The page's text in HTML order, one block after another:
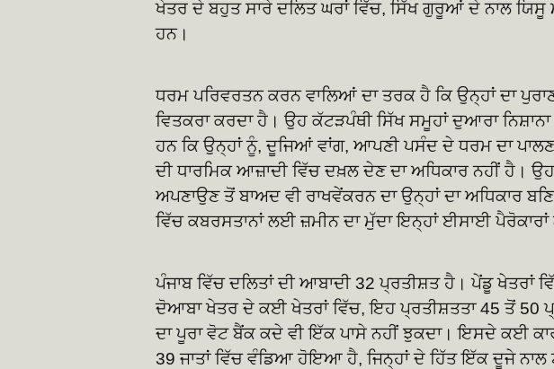
ਖੇਤਰ ਦੇ ਬਹੁਤ ਸਾਰੇ ਦਲਿਤ ਘਰਾਂ ਵਿੱਚ, ਸਿੱਖ ਗੁਰੂਆਂ ਦੇ ਨਾਲ ਯਿਸੂ
ਹਨ।
ਧਰਮ ਪਰਿਵਰਤਨ ਕਰਨ ਵਾਲਿਆਂ ਦਾ ਤਰਕ ਹੈ ਕਿ ਉਨ੍ਹਾਂ ਦਾ
ਵਿਤਕਰਾ ਕਰਦਾ ਹੈ। ਉਹ ਕੱਟੜਪੰਥੀ ਸਿੱਖ ਸਮੂਹਾਂ ਦੁਆਰਾ
ਹਨ ਕਿ ਉਨ੍ਹਾਂ ਨੂੰ, ਦੂਜਿਆਂ ਵਾਂਗ, ਆਪਣੀ ਪਸੰਦ ਦੇ ਧਰਮ ਦਾ
ਦੀ ਧਾਰਮਿਕ ਆਜ਼ਾਦੀ ਵਿੱਚ ਦਖ਼ਲ ਦੇਣ ਦਾ ਅਧਿਕਾਰ ਨਹੀਂ ਹੈ।
ਅਪਣਾਉਣ ਤੋਂ ਬਾਅਦ ਵੀ ਰਾਖਵੇਂਕਰਨ ਦਾ ਉਨ੍ਹਾਂ ਦਾ ਅਧਿਕਾਰ
ਵਿੱਚ ਕਬਰਸਤਾਨਾਂ ਲਈ ਜ਼ਮੀਨ ਦਾ ਮੁੱਦਾ ਇਨ੍ਹਾਂ ਈਸਾਈ
ਪੰਜਾਬ ਵਿੱਚ ਦਲਿਤਾਂ ਦੀ ਆਬਾਦੀ 32 ਪ੍ਰਤੀਸ਼ਤ ਹੈ। ਪੇਂਡੂ ਖੇਤਰਾਂ
ਦੋਆਬਾ ਖੇਤਰ ਦੇ ਕਈ ਖੇਤਰਾਂ ਵਿੱਚ, ਇਹ ਪ੍ਰਤੀਸ਼ਤਤਾ 45 ਤੋਂ 50
ਦਾ ਪੂਰਾ ਵੋਟ ਬੈਂਕ ਕਦੇ ਵੀ ਇੱਕ ਪਾਸੇ ਨਹੀਂ ਝੁਕਦਾ। ਇਸਦੇ ਕਈ
39 ਜਾਤਾਂ ਵਿੱਚ ਵੰਡਿਆ ਹੋਇਆ ਹੈ, ਜਿਨ੍ਹਾਂ ਦੇ ਹਿੱਤ ਇੱਕ ਦੂਜੇ ਨਾਲ